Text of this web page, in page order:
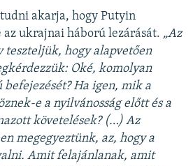
akarja, hogy Putyin
ukrajnai háború lezárását. „Az
teszteljük, hogy alapvetően
Oké, komolyan
Ha igen, mik a
e a nyilvánosság előtt és a
követelések? (…) Az
megegyeztünk, az, hogy a
Amit felajánlanak, amit